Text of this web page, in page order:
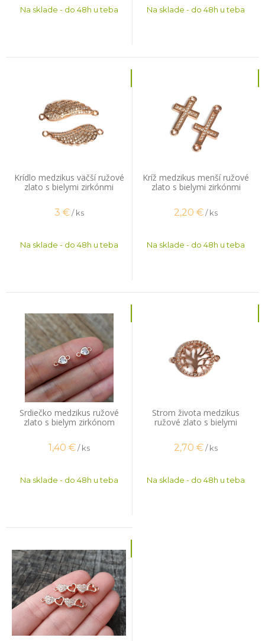
Na sklade - do 48h u teba Na sklade - do 48h u teba
Krídlo medzikus väčší ružové
zlato s bielymi zirkónmi
3 € / ks
Na sklade - do 48h u teba
Kríž medzikus menší ružové
zlato s bielymi zirkónmi
2,20 €/ ks
Na sklade - do 48h u teba
Srdiečko medzikus ružové
zlato s bielym zirkónom
1,40 € / ks
Na sklade - do 48h u teba
Strom života medzikus
ružové zlato s bielymi
2,70 €/ ks
Na sklade - do 48h u teba